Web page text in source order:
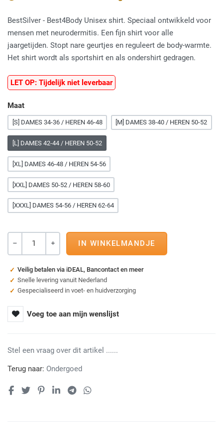
BestSilver - Best4Body Unisex shirt. Speciaal ontwikkeld voor
mensen met neurodermitis. Een fijn shirt voor alle
jaargetijden. Stopt nare geurtjes en reguleert de body-warmte.
Het shirt wordt als sportshirt en als ondershirt gedragen.
LET OP: Tijdelijk niet leverbaar
Maat
[S] DAMES 34-36 / HEREN 46-48 [M] DAMES 38-40 / HEREN 50-52
[L] DAMES 42-44 / HEREN 50-52
[XL] DAMES 46-48 / HEREN 54-56
[XXL] DAMES 50-52 / HEREN 58-60
[XXXL] DAMES 54-56 / HEREN 62-64
Veilig betalen via iDEAL, Bancontact en meer
Snelle levering vanuit Nederland
Gespecialiseerd in voet- en huidverzorging
Voeg toe aan mijn wenslijst
Stel een vraag over dit artikel ......
Terug naar: Ondergoed